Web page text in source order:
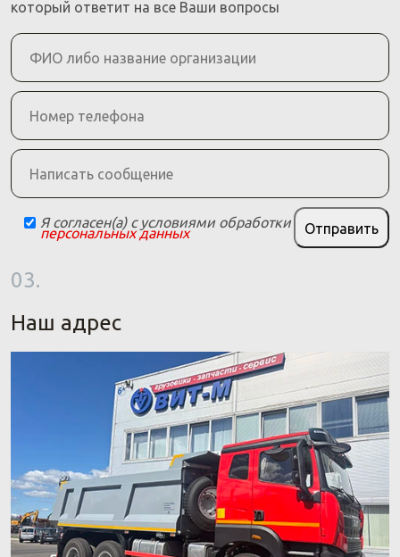
который ответит на все Ваши вопросы
Я согласен(а) с условиями обработки
персональных данных Отправить
03.
Наш адрес